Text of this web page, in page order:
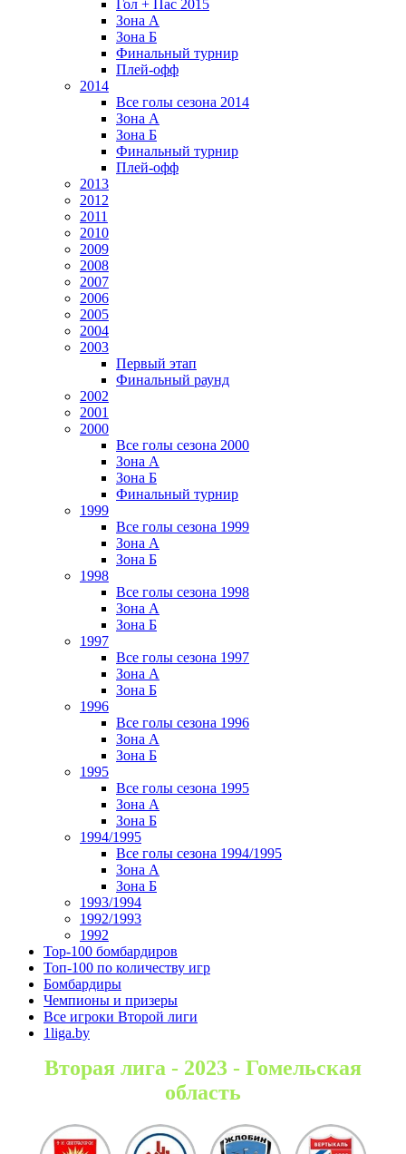
Гол + Пас 2015
Зона А
Зона Б
Финальный турнир
Плей-офф
2014
Все голы сезона 2014
Зона А
Зона Б
Финальный турнир
Плей-офф
2013
2012
2011
2010
2009
2008
2007
2006
2005
2004
2003
Первый этап
Финальный раунд
2002
2001
2000
Все голы сезона 2000
Зона А
Зона Б
Финальный турнир
1999
Все голы сезона 1999
Зона А
Зона Б
1998
Все голы сезона 1998
Зона А
Зона Б
1997
Все голы сезона 1997
Зона А
Зона Б
1996
Все голы сезона 1996
Зона А
Зона Б
1995
Все голы сезона 1995
Зона А
Зона Б
1994/1995
Все голы сезона 1994/1995
Зона А
Зона Б
1993/1994
1992/1993
1992
Top-100 бомбардиров
Топ-100 по количеству игр
Бомбардиры
Чемпионы и призеры
Все игроки Второй лиги
1liga.by
Вторая лига - 2023 - Гомельская
область